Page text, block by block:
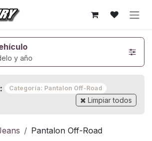
y año
Categoría: Pantalon Off-Road
Limpiar todos
Pantalon Off-Road